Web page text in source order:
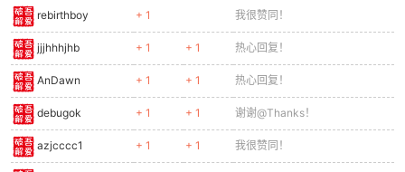
rebirthboy + 1 我很赞同！
jjjhhhjhb + 1 + 1 热心回复！
AnDawn + 1 + 1 热心回复！
debugok + 1 + 1 谢谢@Thanks！
azjcccc1 + 1 + 1 我很赞同！